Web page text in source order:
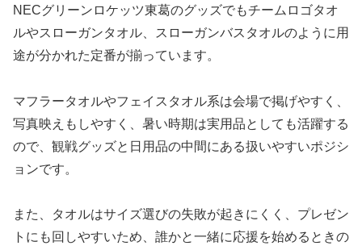
NECグリーンロケッツ東葛のグッズでもチームロゴタオ
ルやスローガンタオル、スローガンバスタオルのように用
途が分かれた定番が揃っています。
マフラータオルやフェイスタオル系は会場で掲げやすく、
写真映えもしやすく、暑い時期は実用品としても活躍する
ので、観戦グッズと日用品の中間にある扱いやすいポジシ
ョンです。
また、タオルはサイズ選びの失敗が起きにくく、プレゼン
トにも回しやすいため、誰かと一緒に応援を始めるときの